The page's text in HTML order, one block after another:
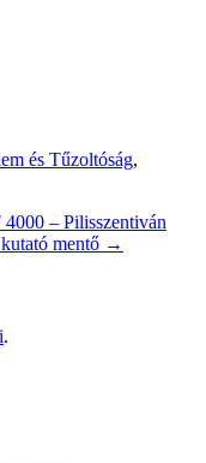
és Tűzoltóság,
– Pilisszentiván
mentő →
.